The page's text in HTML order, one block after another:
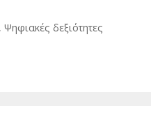
, Ψηφιακές δεξιότητες